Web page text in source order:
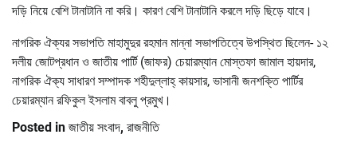
দড়ি নিয়ে বেশি টানাটানি না করি। কারণ বেশি টানাটানি করলে দড়ি ছিড়ে যাবে।
নাগরিক ঐক্যর সভাপতি মাহামুদুর রহমান মান্না সভাপতিত্বে উপস্থিত ছিলেন- ১২
দলীয় জোটপ্রধান ও জাতীয় পার্টি (জাফর) চেয়ারম্যান মোস্তফা জামাল হায়দার,
নাগরিক ঐক্য সাধারণ সম্পাদক শহীদুল্লাহ্ কায়সার, ভাসানী জনশক্তি পার্টির
চেয়ারম্যান রফিকুল ইসলাম বাবলু প্রমুখ।
Posted in জাতীয় সংবাদ, রাজনীতি